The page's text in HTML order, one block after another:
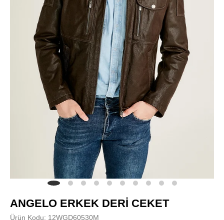
ANGELO ERKEK DERİ CEKET
Ürün Kodu: 12WGD60530M